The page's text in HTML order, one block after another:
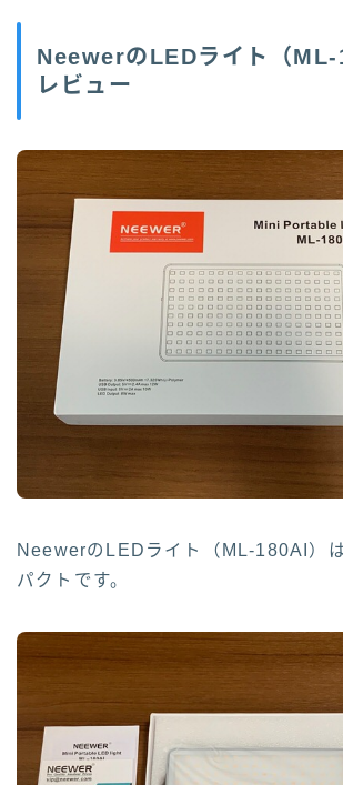
NeewerのLEDライト（
レビュー
NeewerのLEDライト（ML-180AI）
パクトです。